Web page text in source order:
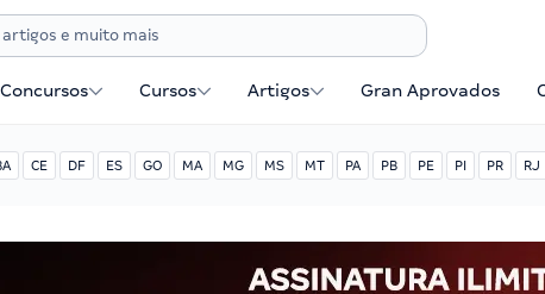
Concursos Cursos Artigos Gran Aprovados
CE DF ES GO MA MG MS MT PA PB PE PI PR RJ